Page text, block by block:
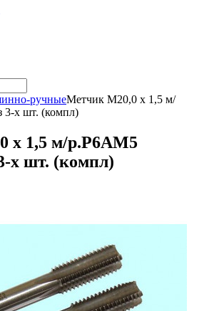
ручныеМетчик М20,0 х 1,5 м/
3-х шт. (компл)
х 1,5 м/р.Р6АМ5
х шт. (компл)